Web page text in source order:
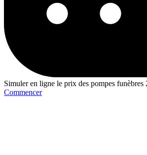
Simuler en ligne le prix des pompes funèbres
Commencer